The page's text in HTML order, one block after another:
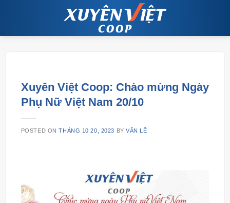
Xuyên Việt Coop: Chào mừng Ngày
Phụ Nữ Việt Nam 20/10
POSTED ONTHÁNG 10 20, 2023 BYVÂN LÊ